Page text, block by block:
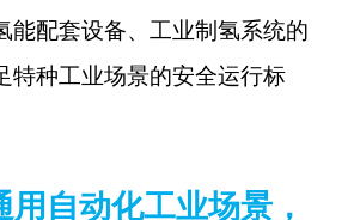
能配套设备、工业制氢系统的
特种工业场景的安全运行标
用自动化工业场景，